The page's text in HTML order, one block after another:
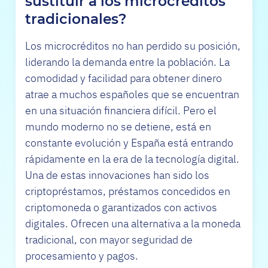
tradicionales?
Los microcréditos no han perdido su posición,
liderando la demanda entre la población. La
comodidad y facilidad para obtener dinero
atrae a muchos españoles que se encuentran
en una situación financiera difícil. Pero el
mundo moderno no se detiene, está en
constante evolución y España está entrando
rápidamente en la era de la tecnología digital.
Una de estas innovaciones han sido los
criptopréstamos, préstamos concedidos en
criptomoneda o garantizados con activos
digitales. Ofrecen una alternativa a la moneda
tradicional, con mayor seguridad de
procesamiento y pagos.